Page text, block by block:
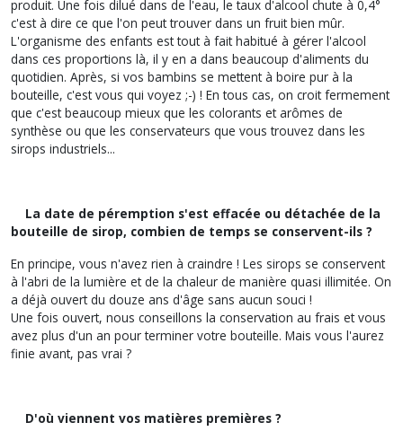
produit. Une fois dilué dans de l'eau, le taux d'alcool chute à 0,4°
c'est à dire ce que l'on peut trouver dans un fruit bien mûr.
L'organisme des enfants est tout à fait habitué à gérer l'alcool
dans ces proportions là, il y en a dans beaucoup d'aliments du
quotidien. Après, si vos bambins se mettent à boire pur à la
bouteille, c'est vous qui voyez ;-) ! En tous cas, on croit fermement
que c'est beaucoup mieux que les colorants et arômes de
synthèse ou que les conservateurs que vous trouvez dans les
sirops industriels...
La date de péremption s'est effacée ou détachée de la
bouteille de sirop, combien de temps se conservent-ils ?
En principe, vous n'avez rien à craindre ! Les sirops se conservent
à l'abri de la lumière et de la chaleur de manière quasi illimitée. On
a déjà ouvert du douze ans d'âge sans aucun souci !
Une fois ouvert, nous conseillons la conservation au frais et vous
avez plus d'un an pour terminer votre bouteille. Mais vous l'aurez
finie avant, pas vrai ?
D'où viennent vos matières premières ?